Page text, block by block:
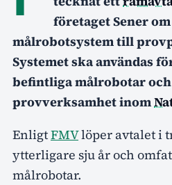
företaget Sener
målrobotsystem till
Systemet ska användas
befintliga målrobotar
provverksamhet inom
EnligtFMVlöper avtalet i
ytterligare sju år och
målrobotar.